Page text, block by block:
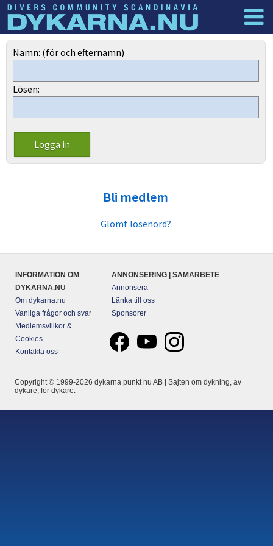
Dyknyheter
Namn: (för och efternamn)
Lösen:
Bli medlem
Glömt lösenord?
INFORMATION OM
DYKARNA.NU
Om dykarna.nu
Vanliga frågor och svar
Medlemsvillkor &
Cookies
Kontakta oss
ANNONSERING | SAMARBETE
Annonsera
Länka till oss
Sponsorer
Copyright © 1999-2026 dykarna punkt nu AB | Sajten om dykning, av
dykare, för dykare.